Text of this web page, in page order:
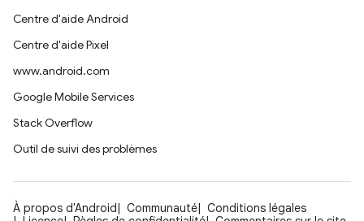
Centre d'aide Android
Centre d'aide Pixel
www.android.com
Google Mobile Services
Stack Overflow
Outil de suivi des problèmes
À propos d'Android Communauté
Conditions légales